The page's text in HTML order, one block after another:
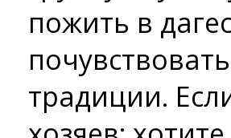
пожить в
традиции.